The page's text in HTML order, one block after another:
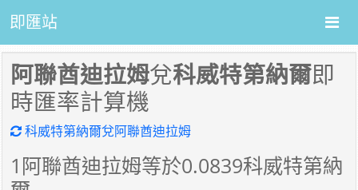
即匯站
阿聯酋迪拉姆兌科威特第納爾即
時匯率計算機
科威特第納爾兌阿聯酋迪拉姆
1 阿聯酋迪拉姆等於0.0839科威特第納